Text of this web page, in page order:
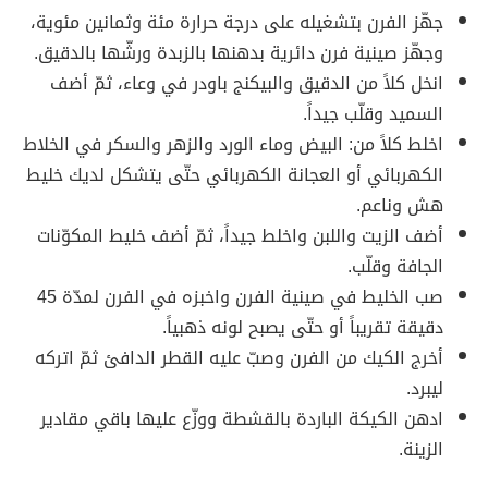
جهّز الفرن بتشغيله على درجة حرارة مئة وثمانين مئوية،
وجهّز صينية فرن دائرية بدهنها بالزبدة ورشّها بالدقيق.
انخل كلاً من الدقيق والبيكنج باودر في وعاء، ثمّ أضف
السميد وقلّب جيداً.
اخلط كلاً من: البيض وماء الورد والزهر والسكر في الخلاط
الكهربائي أو العجانة الكهربائي حتّى يتشكل لديك خليط
هش وناعم.
أضف الزيت واللبن واخلط جيداً، ثمّ أضف خليط المكوّنات
الجافة وقلّب.
صب الخليط في صينية الفرن واخبزه في الفرن لمدّة 45
دقيقة تقريباً أو حتّى يصبح لونه ذهبياً.
أخرج الكيك من الفرن وصبّ عليه القطر الدافئ ثمّ اتركه
ليبرد.
ادهن الكيكة الباردة بالقشطة ووزّع عليها باقي مقادير
الزينة.